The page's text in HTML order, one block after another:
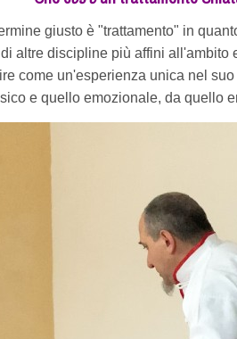
giusto è "trattamento" in
altre discipline più affini all'ambito
come un'esperienza unica nel
e quello emozionale, da quello